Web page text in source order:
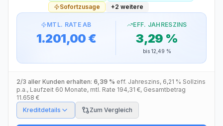
Sofortzusage
+2 weitere
MTL. RATE AB
1.201,00 €
EFF. JAHRESZINS
3,29 %
bis 12,49 %
2/3 aller Kunden erhalten: 6,39 % eff. Jahreszins, 6,21 % Sollzins
p.a., Laufzeit 60 Monate, mtl. Rate 194,31 €, Gesamtbetrag
11.658 €
Kreditdetails
Zum Vergleich